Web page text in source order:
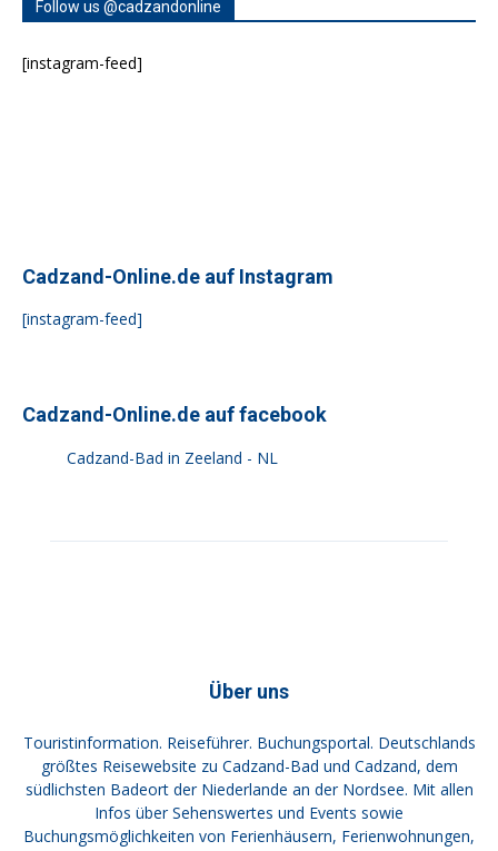
Follow us @cadzandonline
[instagram-feed]
Cadzand-Online.de auf Instagram
[instagram-feed]
Cadzand-Online.de auf facebook
Cadzand-Bad in Zeeland - NL
Über uns
Touristinformation. Reiseführer. Buchungsportal. Deutschlands
größtes Reisewebsite zu Cadzand-Bad und Cadzand, dem
südlichsten Badeort der Niederlande an der Nordsee. Mit allen
Infos über Sehenswertes und Events sowie
Buchungsmöglichkeiten von Ferienhäusern, Ferienwohnungen,